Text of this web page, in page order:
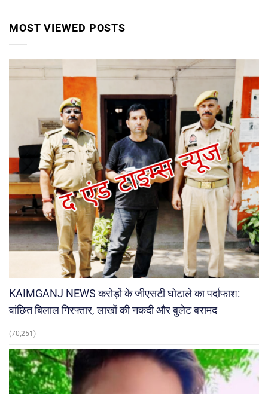
MOST VIEWED POSTS
KAIMGANJ NEWS करोड़ों के जीएसटी घोटाले का पर्दाफाश:
वांछित बिलाल गिरफ्तार, लाखों की नकदी और बुलेट बरामद
(70,251)